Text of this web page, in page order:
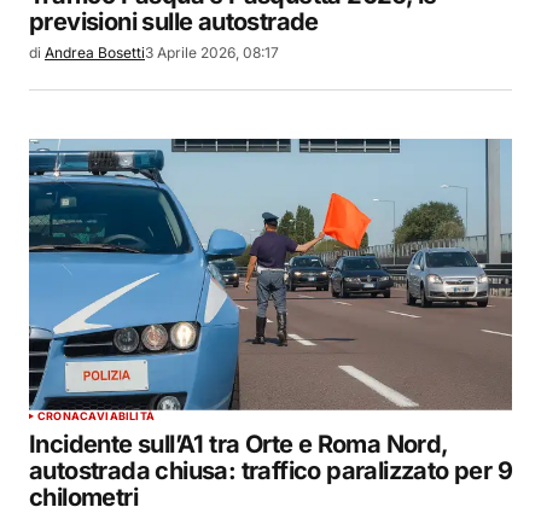
previsioni sulle autostrade
di Andrea Bosetti3 Aprile 2026, 08:17
CRONACAVIABILITÀ
Incidente sull’A1 tra Orte e Roma Nord,
autostrada chiusa: traffico paralizzato per 9
chilometri